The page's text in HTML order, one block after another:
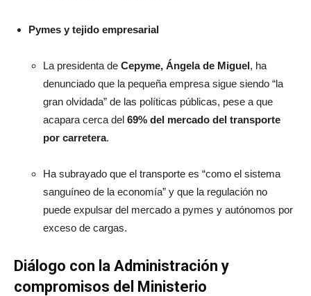
Pymes y tejido empresarial
La presidenta de Cepyme, Ángela de Miguel, ha
denunciado que la pequeña empresa sigue siendo “la
gran olvidada” de las políticas públicas, pese a que
acapara cerca del 69% del mercado del transporte
por carretera.
Ha subrayado que el transporte es “como el sistema
sanguíneo de la economía” y que la regulación no
puede expulsar del mercado a pymes y autónomos por
exceso de cargas.
Diálogo con la Administración y
compromisos del Ministerio